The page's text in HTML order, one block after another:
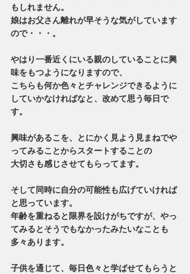
もしれません。
娘はお父さん離れが早そうな気がしています
ので・・・。
やはり一番近くにいる親のしていることに興
味をもつようになりますので、
こちらも何か色々とチャレンジできるように
していかなければなと、改めて思う毎日で
す。
興味があるこを、とにかく見よう見まねでや
ってみることからスタートすることの
大切さも感じさせてもらってます。
そして同時に自分の可能性も広げていければ
と思っています。
年齢を重ねると限界を設けがちですが、やっ
てみるとそうでもなかったみたいなことも
多々あります。
子供を通じて、毎日色々と学ばせてもらうと